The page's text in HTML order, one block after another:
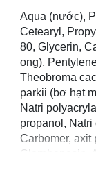
Aqua (nước),
Cetearyl,
80, Glycerin,
ong),
Theobroma
parkii (bơ hạt
Natri
propanol, Natri
Carbomer,
Clorphenesin,
Xanthan, o-